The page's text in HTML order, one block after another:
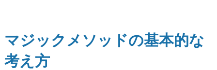
マジックメソッドの基本的な
考え方